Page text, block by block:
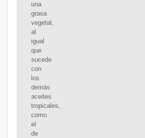
una
grasa
vegetal,
al
igual
que
sucede
con
los
demás
aceites
tropicales,
como
el
de